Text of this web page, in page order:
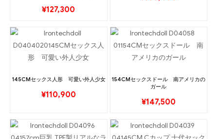
¥127,300
145CMセックス人形 可愛い外人少女
¥110,900
154CMセックスドール 南アメリカの
ガール
¥147,500